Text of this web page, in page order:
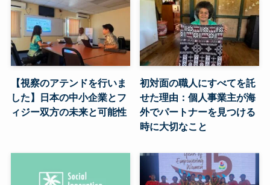
【視察のアテンドを行いま
した】日本の中小企業とフ
ィジー双方の未来と可能性
初対面の職人にすべてを託
せた理由：個人事業主が海
外でパートナーを見つける
時に大切なこと